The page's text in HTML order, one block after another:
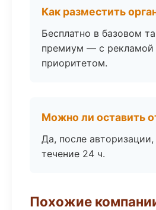
Как разместить
Бесплатно в базовом
премиум — с рекламой
приоритетом.
Можно ли оставить
Да, после
течение 24 ч.
Похожие